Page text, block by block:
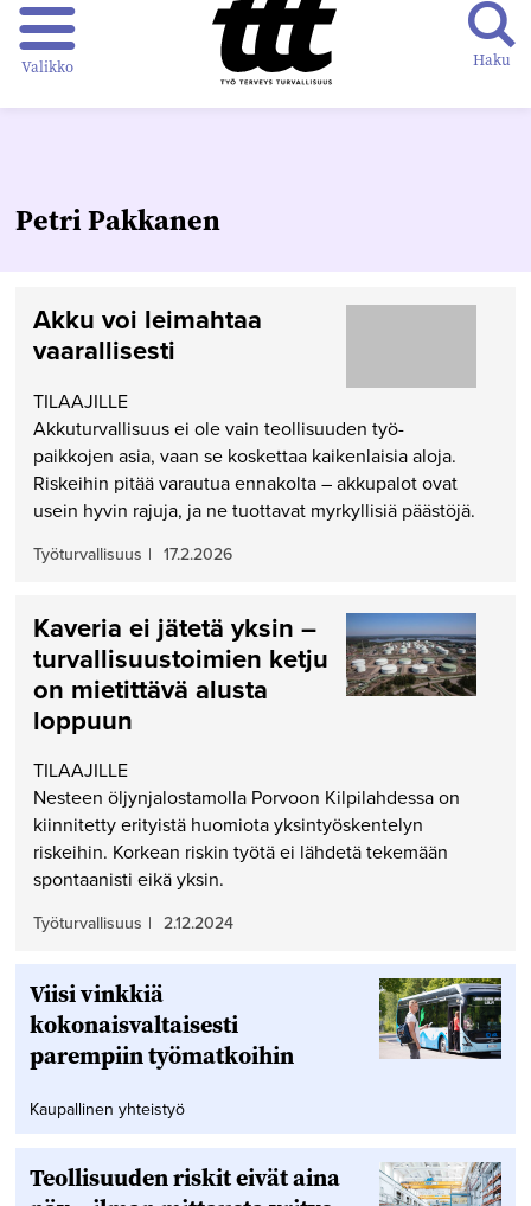
Valikko Haku
Petri Pakkanen
Akku voi leimahtaa
vaarallisesti
TILAAJILLE
Akkuturvallisuus ei ole vain teollisuuden työ-
paikkojen asia, vaan se koskettaa kaikenlaisia aloja.
Riskeihin pitää varautua ennakolta – akkupalot ovat
usein hyvin rajuja, ja ne tuottavat myrkyllisiä päästöjä.
Työturvallisuus | 17.2.2026
Kaveria ei jätetä yksin –
turvallisuustoimien ketju
on mietittävä alusta
loppuun
TILAAJILLE
Nesteen öljynjalostamolla Porvoon Kilpilahdessa on
kiinnitetty erityistä huomiota yksintyöskentelyn
riskeihin. Korkean riskin työtä ei lähdetä tekemään
spontaanisti eikä yksin.
Työturvallisuus | 2.12.2024
Viisi vinkkiä
kokonaisvaltaisesti
parempiin työmatkoihin
Kaupallinen yhteistyö
Teollisuuden riskit eivät aina